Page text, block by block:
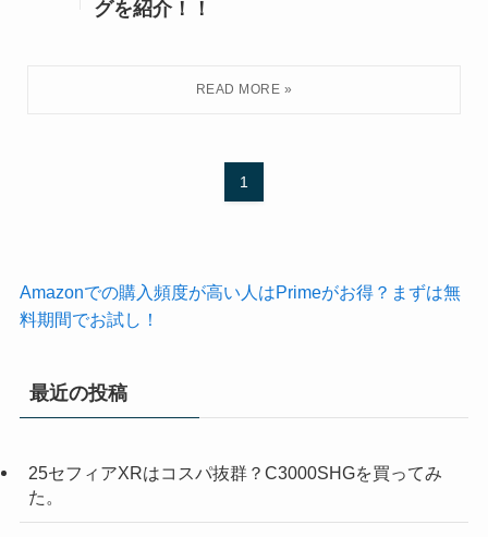
グを紹介！！
1
Amazonでの購入頻度が高い人はPrimeがお得？まずは無
料期間でお試し！
最近の投稿
25セフィアXRはコスパ抜群？C3000SHGを買ってみ
た。